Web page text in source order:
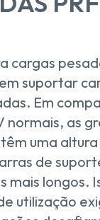
cargas
suportar
Em
normais, as
uma
de
mais longos.
utilização